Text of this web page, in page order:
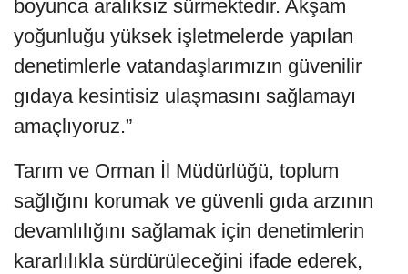
boyunca aralıksız sürmektedir. Akşam
yoğunluğu yüksek işletmelerde yapılan
denetimlerle vatandaşlarımızın güvenilir
gıdaya kesintisiz ulaşmasını sağlamayı
amaçlıyoruz.”
Tarım ve Orman İl Müdürlüğü, toplum
sağlığını korumak ve güvenli gıda arzının
devamlılığını sağlamak için denetimlerin
kararlılıkla sürdürüleceğini ifade ederek,